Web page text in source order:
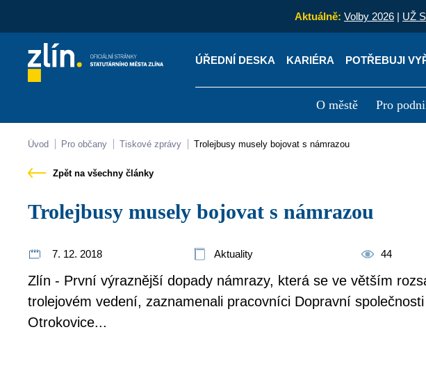
Aktuálně: Volby 2026 | UŽ
ÚŘEDNÍ DESKA KARIÉRA POTŘEBUJI
O městě Pro
Kontakty Úřední deska
Úvod Pro občany Tiskové zprávy Trolejbusy musely bojovat s námrazou
Zpět na všechny články
Trolejbusy musely bojovat s námrazou
7. 12. 2018 Aktuality 44
Zlín - První výraznější dopady námrazy, která se ve větším
trolejovém vedení, zaznamenali pracovníci Dopravní
Otrokovice...